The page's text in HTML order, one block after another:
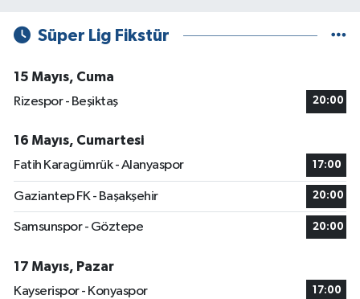
Süper Lig Fikstür
15 Mayıs, Cuma
Rizespor - Beşiktaş
20:00
16 Mayıs, Cumartesi
Fatih Karagümrük - Alanyaspor
17:00
Gaziantep FK - Başakşehir 20:00
Samsunspor - Göztepe 20:00
17 Mayıs, Pazar
Kayserispor - Konyaspor
17:00